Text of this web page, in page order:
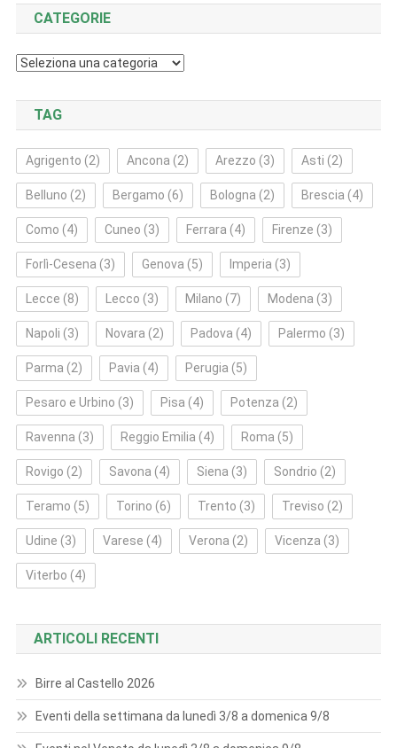
CATEGORIE
Categorie
TAG
Agrigento (2) Ancona (2) Arezzo (3) Asti (2)
Belluno (2) Bergamo (6) Bologna (2) Brescia (4)
Como (4) Cuneo (3) Ferrara (4) Firenze (3)
Forlì‑Cesena (3) Genova (5) Imperia (3)
Lecce (8) Lecco (3) Milano (7) Modena (3)
Napoli (3) Novara (2) Padova (4) Palermo (3)
Parma (2) Pavia (4) Perugia (5)
Pesaro e Urbino (3) Pisa (4) Potenza (2)
Ravenna (3) Reggio Emilia (4) Roma (5)
Rovigo (2) Savona (4) Siena (3) Sondrio (2)
Teramo (5) Torino (6) Trento (3) Treviso (2)
Udine (3) Varese (4) Verona (2) Vicenza (3)
Viterbo (4)
ARTICOLI RECENTI
Birre al Castello 2026
Eventi della settimana da lunedì 3/8 a domenica 9/8